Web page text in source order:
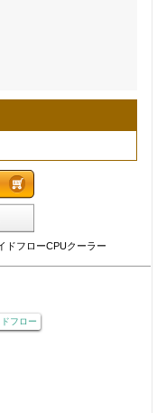
ドフローCPUクーラー
フロー